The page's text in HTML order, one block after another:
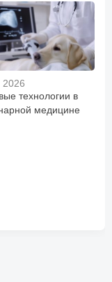
технологии в
медицине